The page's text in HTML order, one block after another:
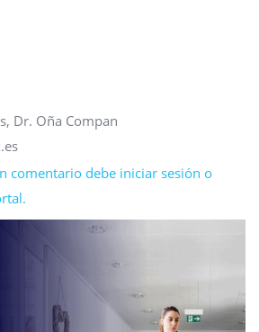
Dr. Oña Compan
comentario debe iniciar sesión o